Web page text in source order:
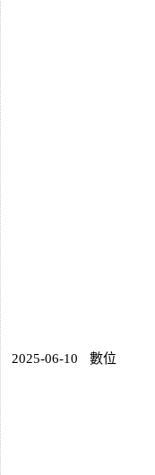
2025-06-10 數位